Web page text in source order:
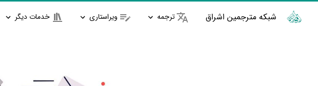
شبکه مترجمین اشراق ترجمه ویراستاری خدمات دیگر